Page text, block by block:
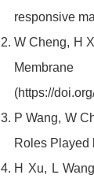
responsive
W Cheng, H
(https://
P Wang, W
Roles Played
H Xu, L